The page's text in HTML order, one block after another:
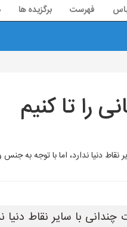
فهرست برگزیده ها
را تا کنیم
نقاط دنیا ندارد، اما با توجه
با سایر نقاط